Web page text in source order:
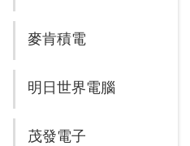
麥肯積電
明日世界電腦
茂發電子